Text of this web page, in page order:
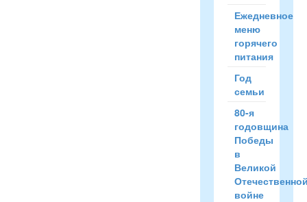
Ежедневное
меню
горячего
питания
Год
семьи
80-я
годовщина
Победы
в
Великой
войне